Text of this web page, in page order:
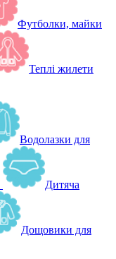
Футболки, майки
Теплі жилети
Водолазки для
Дитяча
Дощовики для